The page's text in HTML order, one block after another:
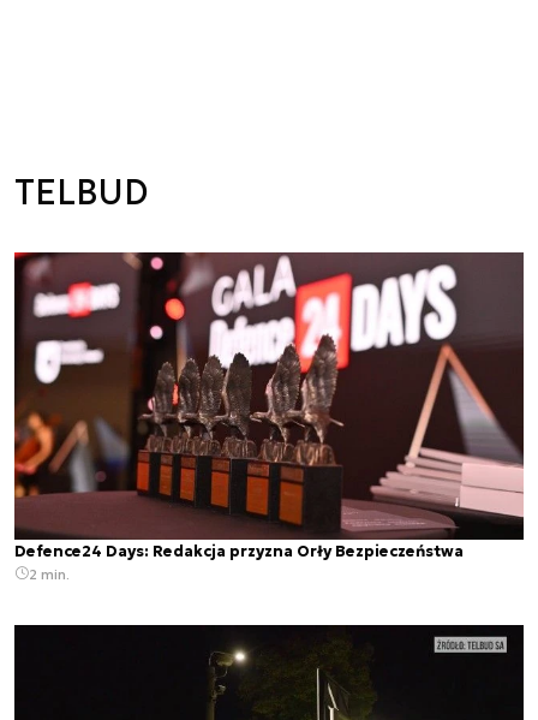
TELBUD
Defence24 Days: Redakcja przyzna Orły Bezpieczeństwa
2 min.